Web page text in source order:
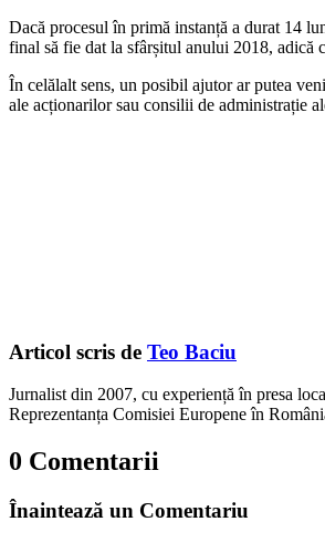
Dacă procesul în primă instanță a durat 14
final să fie dat la sfârșitul anului 2018,
În celălalt sens, un posibil ajutor ar putea
ale acționarilor sau consilii de administrație
Articol scris de Teo Baciu
Jurnalist din 2007, cu experiență în presa
Reprezentanța Comisiei Europene în
0 Comentarii
Înaintează un Comentariu